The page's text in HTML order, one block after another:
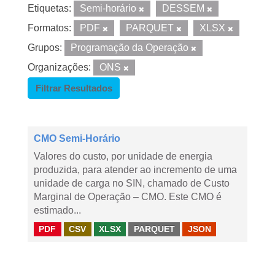
Etiquetas: Semi-horário
DESSEM
Formatos:
PDF PARQUET
XLSX
Grupos:
Programação da Operação
Organizações:
ONS
Filtrar Resultados
CMO Semi-Horário
Valores do custo, por unidade de energia
produzida, para atender ao incremento de uma
unidade de carga no SIN, chamado de Custo
Marginal de Operação – CMO. Este CMO é
estimado...
PDF CSV XLSX PARQUET JSON